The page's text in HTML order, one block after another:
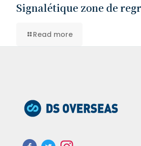
Signalétique zone de
Read more